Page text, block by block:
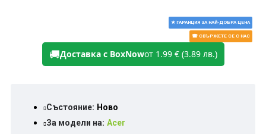
★ ГАРАНЦИЯ ЗА НАЙ-ДОБРА ЦЕНА
☎ СВЪРЖЕТЕ СЕ С НАС
🚚Доставка с BoxNowот 1.99 € (3.89 лв.)
Състояние: Ново
За модели на: Acer